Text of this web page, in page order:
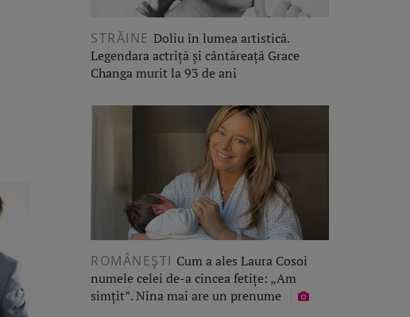
STRĂINE Doliu în lumea artistică.
Legendara actriță și cântăreață Grace
Changa murit la 93 de ani
ROMÂNEŞTI Cum a ales Laura Cosoi
numele celei de-a cincea fetițe: „Am
simțit”. Nina mai are un prenume